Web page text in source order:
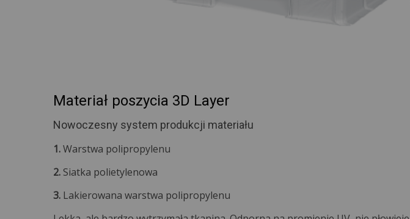
Materiał poszycia 3D Layer
Nowoczesny system produkcji materiału
1.Warstwa polipropylenu
2. Siatka polietylenowa
3. Lakierowana warstwa polipropylenu